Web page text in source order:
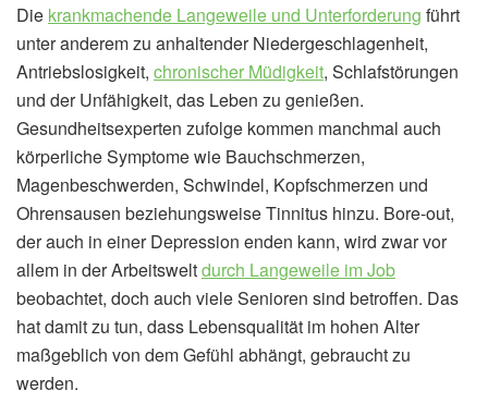
Die krankmachende Langeweile und Unterforderung führt
unter anderem zu anhaltender Niedergeschlagenheit,
Antriebslosigkeit, chronischer Müdigkeit, Schlafstörungen
und der Unfähigkeit, das Leben zu genießen.
Gesundheitsexperten zufolge kommen manchmal auch
körperliche Symptome wie Bauchschmerzen,
Magenbeschwerden, Schwindel, Kopfschmerzen und
Ohrensausen beziehungsweise Tinnitus hinzu. Bore-out,
der auch in einer Depression enden kann, wird zwar vor
allem in der Arbeitsweltdurch Langeweile im Job
beobachtet, doch auch viele Senioren sind betroffen. Das
hat damit zu tun, dass Lebensqualität im hohen Alter
maßgeblich von dem Gefühl abhängt, gebraucht zu
werden.